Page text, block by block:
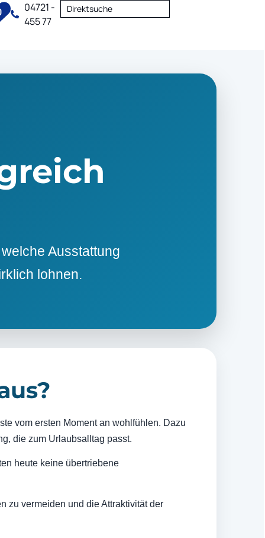
04721 -
455 77
Direktsuche
Ausstattung
lohnen.
vom ersten Moment an wohlfühlen. Dazu
die zum Urlaubsalltag passt.
heute keine übertriebene
zu vermeiden und die Attraktivität der